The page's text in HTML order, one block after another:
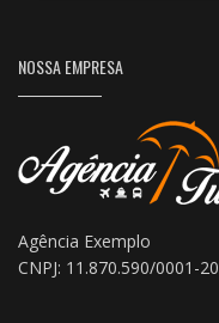
NOSSA EMPRESA
Agência Exemplo
CNPJ: 11.870.590/0001-20